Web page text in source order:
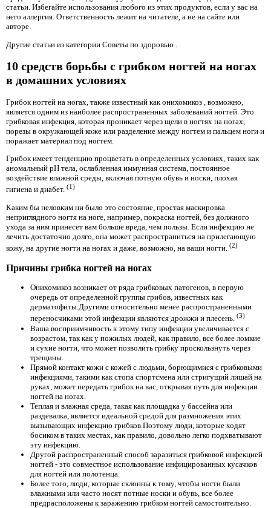
статьи. Избегайте использования любого из этих продуктов, если у вас на
него аллергия. Ответственность лежит на читателе, а не на сайте или
авторе.
Другие статьи из категории Советы по здоровью .
10 средств борьбы с грибком ногтей на ногах
в домашних условиях
Грибок ногтей на ногах, также известный как онихомикоз , возможно,
является одним из наиболее распространенных заболеваний ногтей. Это
грибковая инфекция, которая проникает через щели в ногтях на ногах,
порезы в окружающей коже или разделение между ногтем и пальцем ноги и
поражает материал под ногтем.
Грибок имеет тенденцию процветать в определенных условиях, таких как
аномальный рН тела, ослабленная иммунная система, постоянное
воздействие влажной среды, включая потную обувь и носки, плохая
гигиена и диабет. (1)
Каким бы неловким ни было это состояние, простая маскировка
неприглядного ногтя на ноге, например, покраска ногтей, без должного
ухода за ним принесет вам больше вреда, чем пользы. Если инфекцию не
лечить достаточно долго, она может распространиться на прилегающую
кожу, на другие ногти на ногах и даже, возможно, на ваши ногти. (2)
Причины грибка ногтей на ногах
Онихомикоз возникает от ряда грибковых патогенов, в первую
очередь от определенной группы грибов, известных как
дерматофиты.Другими относительно менее распространенными
переносчиками этой инфекции являются дрожжи и плесень. (3)
Ваша восприимчивость к этому типу инфекции увеличивается с
возрастом, так как у пожилых людей, как правило, все более ломкие
и сухие ногти, что может позволить грибку проскользнуть через
трещины.
Прямой контакт кожи с кожей с людьми, борющимися с грибковыми
инфекциями, такими как стопа спортсмена или стригущий лишай на
руках, может передать грибок на вас, открывая путь для инфекции
ногтей на ногах.
Теплая и влажная среда, такая как площадка у бассейна или
раздевалка, является идеальной средой для размножения этих
вызывающих инфекцию грибков.Поэтому люди, которые ходят
босиком в таких местах, как правило, довольно легко подхватывают
эту инфекцию.
Другой распространенный способ заразиться грибковой инфекцией
ногтей - это совместное использование инфицированных кусачков
для ногтей или полотенца.
Более того, люди, которые склонны к тому, чтобы ногти были
влажными или часто носят потные носки и обувь, все более
предрасположены к заражению грибком ногтей самостоятельно.